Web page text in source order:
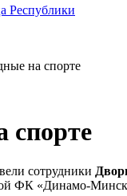
Республики
на спорте
спорте
сотрудники
ФК «Динамо-